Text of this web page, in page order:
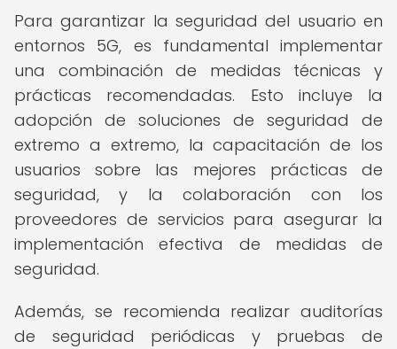
Para garantizar la seguridad del usuario en
entornos 5G, es fundamental implementar
una combinación de medidas técnicas y
prácticas recomendadas. Esto incluye la
adopción de soluciones de seguridad de
extremo a extremo, la capacitación de los
usuarios sobre las mejores prácticas de
seguridad, y la colaboración con los
proveedores de servicios para asegurar la
implementación efectiva de medidas de
seguridad.
Además, se recomienda realizar auditorías
de seguridad periódicas y pruebas de